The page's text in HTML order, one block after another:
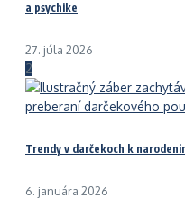
a psychike
27. júla 2026
2
Trendy v darčekoch k
6. januára 2026